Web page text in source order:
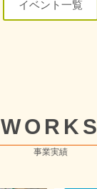
イベント一覧
WORKS
事業実績